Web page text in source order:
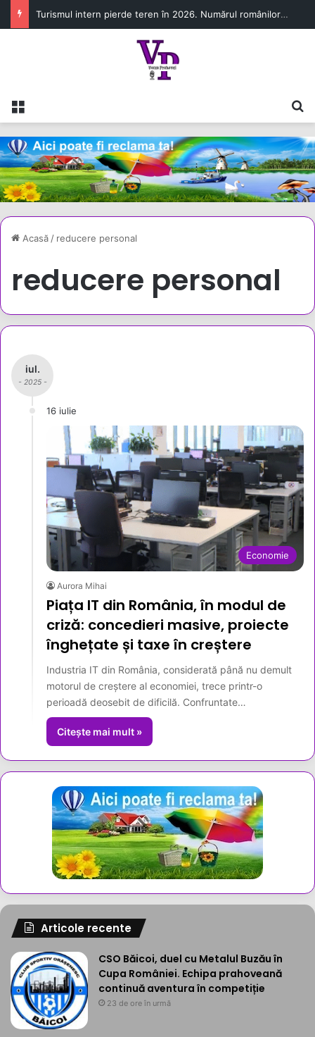
Turismul intern pierde teren în 2026. Numărul românilor cazați în unitățile turistice a scăzut cu 6,8% în primul semestru
Meniu
Acasă/ reducere personal
reducere personal
iul.
- 2025 -
16 iulie
Economie
Aurora Mihai
Piața IT din România, în modul de
criză: concedieri masive, proiecte
înghețate și taxe în creștere
Industria IT din România, considerată până nu demult
motorul de creștere al economiei, trece printr-o
perioadă deosebit de dificilă. Confruntate…
Citește mai mult »
Articole recente
CSO Băicoi, duel cu Metalul Buzău în
Cupa României. Echipa prahoveană
continuă aventura în competiție
23 de ore în urmă